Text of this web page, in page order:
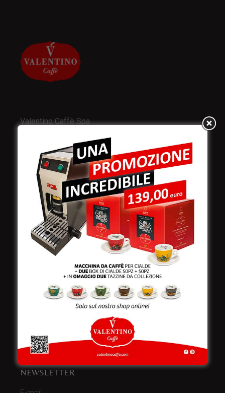
Valentino Caffè Spa
e produzione:
Viale Croazia 8 (Z.I.)
73100 Lecce
Telefono:+39 0832 240771
+39 0832 279866
info@valentinocaffespa.com
02583710757
NEWSLETTER